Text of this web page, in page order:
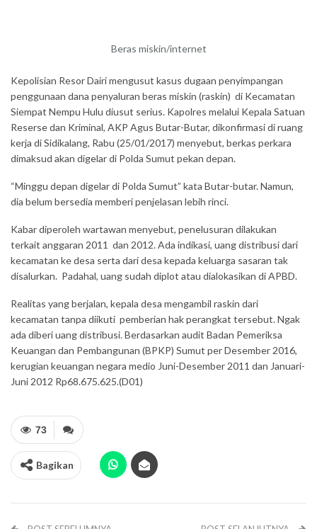
Beras miskin/internet
Kepolisian Resor Dairi mengusut kasus dugaan penyimpangan
penggunaan dana penyaluran beras miskin (raskin) di Kecamatan
Siempat Nempu Hulu diusut serius. Kapolres melalui Kepala Satuan
Reserse dan Kriminal, AKP Agus Butar-Butar, dikonfirmasi di ruang
kerja di Sidikalang, Rabu (25/01/2017) menyebut, berkas perkara
dimaksud akan digelar di Polda Sumut pekan depan.
“Minggu depan digelar di Polda Sumut” kata Butar-butar. Namun,
dia belum bersedia memberi penjelasan lebih rinci.
Kabar diperoleh wartawan menyebut, penelusuran dilakukan
terkait anggaran 2011 dan 2012. Ada indikasi, uang distribusi dari
kecamatan ke desa serta dari desa kepada keluarga sasaran tak
disalurkan. Padahal, uang sudah diplot atau dialokasikan di APBD.
Realitas yang berjalan, kepala desa mengambil raskin dari
kecamatan tanpa diikuti pemberian hak perangkat tersebut. Ngak
ada diberi uang distribusi. Berdasarkan audit Badan Pemeriksa
Keuangan dan Pembangunan (BPKP) Sumut per Desember 2016,
kerugian keuangan negara medio Juni-Desember 2011 dan Januari-
Juni 2012 Rp68.675.625.(D01)
73
Bagikan